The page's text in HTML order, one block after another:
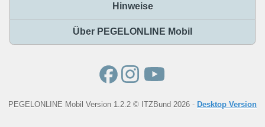
Hinweise
Über PEGELONLINE Mobil
PEGELONLINE Mobil Version 1.2.2 © ITZBund 2026 - Desktop Version